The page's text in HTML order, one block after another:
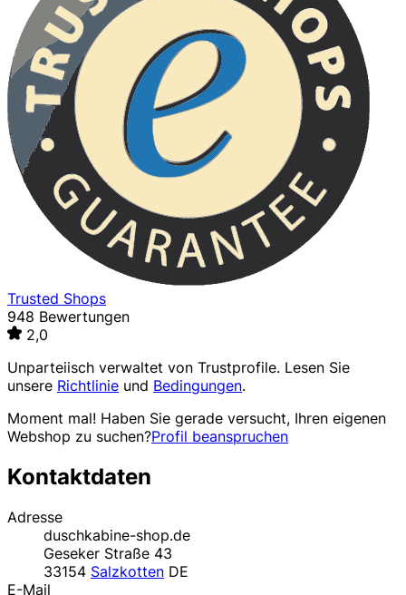
Trusted Shops
948 Bewertungen
2,0
Unparteiisch verwaltet von Trustprofile. Lesen Sie
unsere Richtlinie und Bedingungen.
Moment mal! Haben Sie gerade versucht, Ihren eigenen
Webshop zu suchen?Profil beanspruchen
Kontaktdaten
Adresse
duschkabine-shop.de
Geseker Straße 43
33154 Salzkotten DE
E-Mail